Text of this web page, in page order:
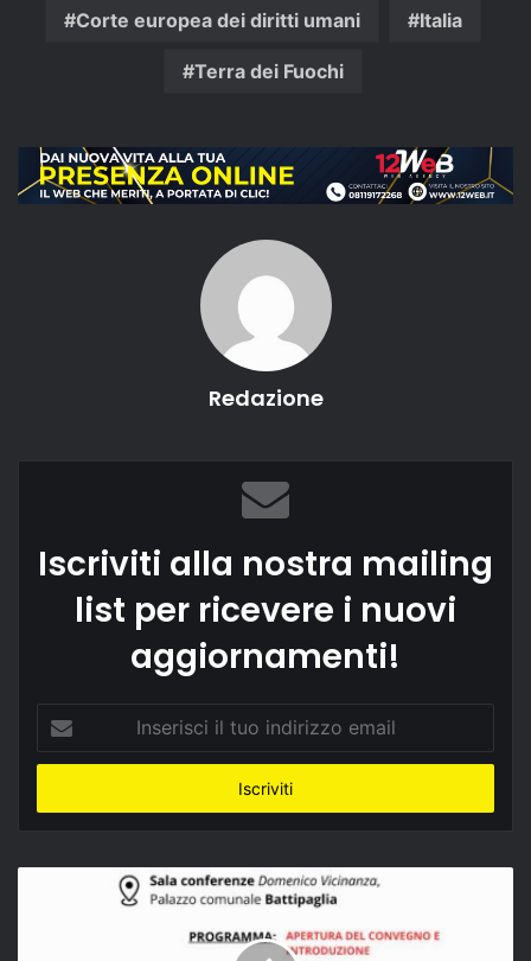
Corte europea dei diritti umani Italia
Terra dei Fuochi
Redazione
Iscriviti alla nostra mailing
list per ricevere i nuovi
aggiornamenti!
tuo
email